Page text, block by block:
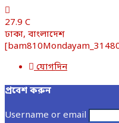
27.9 C
ঢাকা, বাংলাদেশ
যোগদিন
প্রবেশ করুন
Username or email